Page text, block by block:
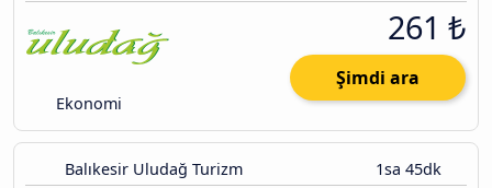
Ekonomi
261 ₺
Şimdi ara
Balıkesir Uludağ Turizm 1sa 45dk